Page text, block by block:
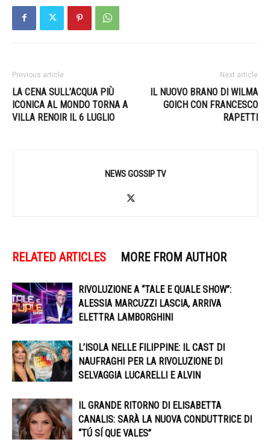
Previous article
LA CENA SULL’ACQUA PIÙ
ICONICA AL MONDO TORNA A
VILLA RENOIR IL 6 LUGLIO
Next article
IL NUOVO BRANO DI WILMA
GOICH CON FRANCESCO
RAPETTI
NEWS GOSSIP TV
RELATED ARTICLES MORE FROM AUTHOR
RIVOLUZIONE A “TALE E QUALE SHOW”:
ALESSIA MARCUZZI LASCIA, ARRIVA
ELETTRA LAMBORGHINI
L’ISOLA NELLE FILIPPINE: IL CAST DI
NAUFRAGHI PER LA RIVOLUZIONE DI
SELVAGGIA LUCARELLI E ALVIN
IL GRANDE RITORNO DI ELISABETTA
CANALIS: SARÀ LA NUOVA CONDUTTRICE DI
“TÚ SÍ QUE VALES”